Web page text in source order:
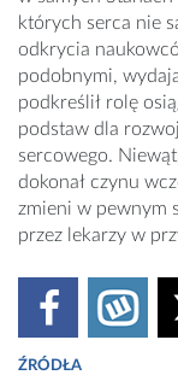
których serca nie
odkrycia
podobnymi,
podkreślił rolę
podstaw dla
sercowego.
dokonał czynu
zmieni w pewnym
przez lekarzy w
ŹRÓDŁA